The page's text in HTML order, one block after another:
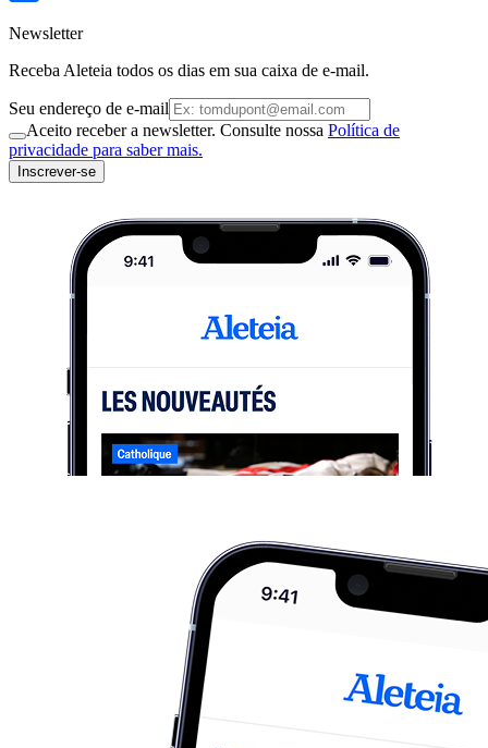
Newsletter
Receba Aleteia todos os dias em sua caixa de e-mail.
Seu endereço de e-mail
Aceito receber a newsletter. Consulte nossa Política de
privacidade para saber mais.
Inscrever-se